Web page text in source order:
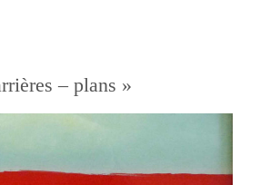
– plans »